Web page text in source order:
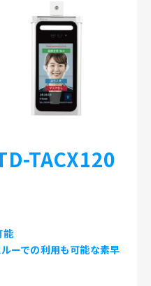
TACX120
能
ーでの利用も可能な素早